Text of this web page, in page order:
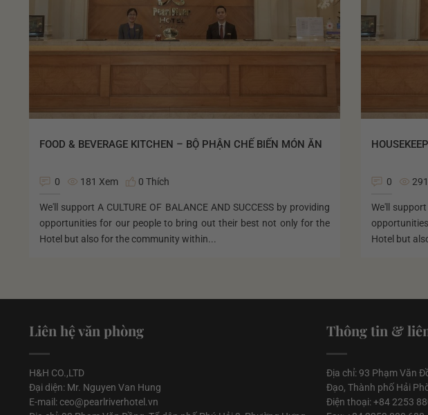
FOOD & BEVERAGE KITCHEN – BỘ PHẬN CHẾ BIẾN MÓN ĂN
0 181 Xem 0 Thích
We'll support A CULTURE OF BALANCE AND SUCCESS by providing
opportunities for our people to bring out their best not only for the
Hotel but also for the community within...
0
We'll support
Hotel but
Liên hệ văn phòng
H&H CO.,LTD
Đại diện: Mr. Nguyen Van Hung
E-mail: ceo@pearlriverhotel.vn
Thông tin &
Địa chỉ: 93 Phạm Văn
Đạo, Thành phố Hải
Điện thoại: +84 2253